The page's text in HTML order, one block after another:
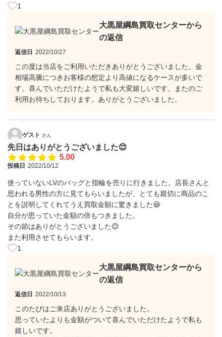
1
大黒屋綱島買取センターから
の返信
返信日 2022/10/27
この度は当店をご利用いただきありがとうございました。金
相場高騰につきお客様の想定より高値になるケースが多いで
す。喜んでいただけたようで私も大変嬉しいです。またのご
利用お待ちしております。ありがとうございました。
ゲスト さん
先日はありがとうございました😊
5.00
投稿日 2022/10/12
使っていないLVのバッグと指輪を売りに行きました。店長さんと
思われる男性の方に見てもらいましたが、とても親切に商品のこ
とを説明してくれてうえ買取金額に驚きました😆
自分が思っていた金額の倍もつきました。
その節はありがとうございました😊
また利用させてもらいます。
1
大黒屋綱島買取センターから
の返信
返信日 2022/10/13
このたびはご来店ありがとうございました。
思っていたよりも金額がついて喜んでいただけたようで私も
嬉しいです。